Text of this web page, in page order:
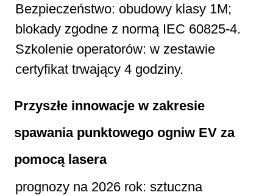
Bezpieczeństwo: obudowy klasy 1M;
blokady zgodne z normą IEC 60825-4.
Szkolenie operatorów: w zestawie
certyfikat trwający 4 godziny.
Przyszłe innowacje w zakresie
spawania punktowego ogniw EV za
pomocą lasera
prognozy na 2026 rok: sztuczna